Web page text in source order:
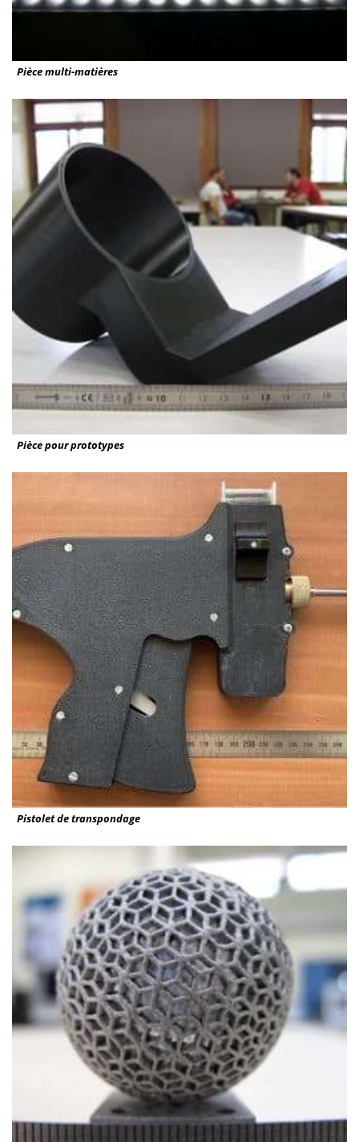
Pièce multi-matières
Pièce pour prototypes
Pistolet de transpondage